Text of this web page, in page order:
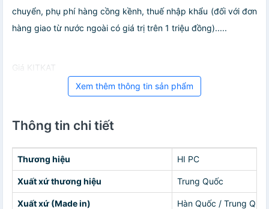
chuyển, phụ phí hàng cồng kềnh, thuế nhập khẩu (đối với đơn
hàng giao từ nước ngoài có giá trị trên 1 triệu đồng).....
Giá KITKAT
Xem thêm thông tin sản phẩm
Thông tin chi tiết
Thương hiệu HI PC
Xuất xứ thương hiệu Trung Quốc
Xuất xứ (Made in) Hàn Quốc / Trung